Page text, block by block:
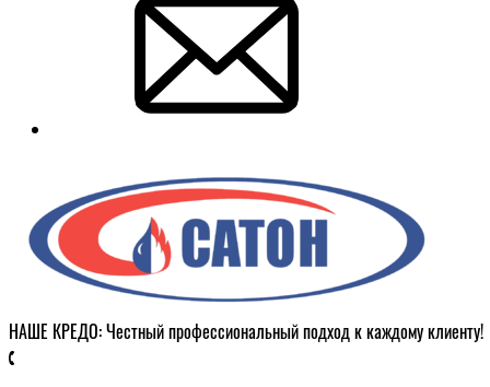
НАШЕ КРЕДО: Честный профессиональный подход к каждому клиенту!